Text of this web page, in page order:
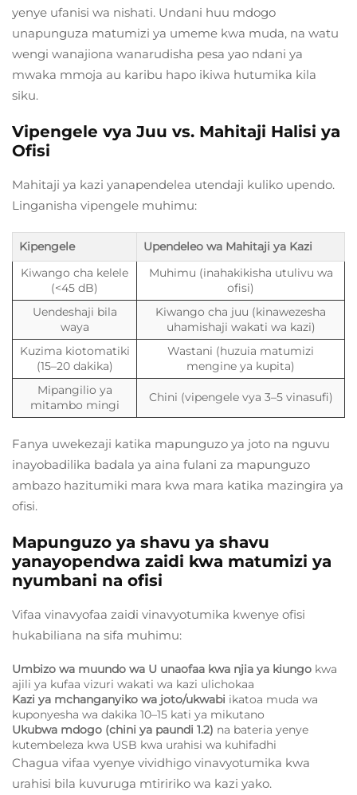
yenye ufanisi wa nishati. Undani huu mdogo
unapunguza matumizi ya umeme kwa muda, na watu
wengi wanajiona wanarudisha pesa yao ndani ya
mwaka mmoja au karibu hapo ikiwa hutumika kila
siku.
Vipengele vya Juu vs. Mahitaji Halisi ya
Ofisi
Mahitaji ya kazi yanapendelea utendaji kuliko upendo.
Linganisha vipengele muhimu:
Kipengele
Upendeleo wa Mahitaji ya Kazi
Kiwango cha kelele
(<45 dB)
Muhimu (inahakikisha utulivu wa
ofisi)
Uendeshaji bila
waya
Kiwango cha juu (kinawezesha
uhamishaji wakati wa kazi)
Kuzima kiotomatiki
(15–20 dakika)
Wastani (huzuia matumizi
mengine ya kupita)
Mipangilio ya
mitambo mingi
Chini (vipengele vya 3–5 vinasufi)
Fanya uwekezaji katika mapunguzo ya joto na nguvu
inayobadilika badala ya aina fulani za mapunguzo
ambazo hazitumiki mara kwa mara katika mazingira ya
ofisi.
Mapunguzo ya shavu ya shavu
yanayopendwa zaidi kwa matumizi ya
nyumbani na ofisi
Vifaa vinavyofaa zaidi vinavyotumika kwenye ofisi
hukabiliana na sifa muhimu:
Umbizo wa muundo wa U unaofaa kwa njia ya kiungo kwa
ajili ya kufaa vizuri wakati wa kazi ulichokaa
Kazi ya mchanganyiko wa joto/ukwabi ikatoa muda wa
kuponyesha wa dakika 10–15 kati ya mikutano
Ukubwa mdogo (chini ya paundi 1.2) na bateria yenye
kutembeleza kwa USB kwa urahisi wa kuhifadhi
Chagua vifaa vyenye vividhigo vinavyotumika kwa
urahisi bila kuvuruga mtiririko wa kazi yako.